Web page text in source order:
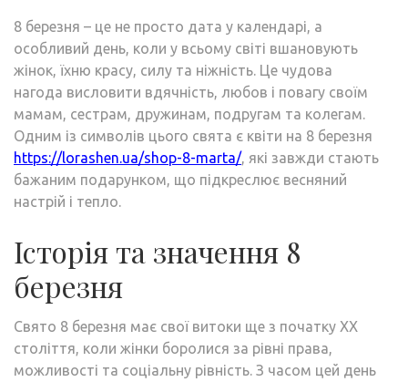
8 березня – це не просто дата у календарі, а
особливий день, коли у всьому світі вшановують
жінок, їхню красу, силу та ніжність. Це чудова
нагода висловити вдячність, любов і повагу своїм
мамам, сестрам, дружинам, подругам та колегам.
Одним із символів цього свята є квіти на 8 березня
https://lorashen.ua/shop-8-marta/, які завжди стають
бажаним подарунком, що підкреслює весняний
настрій і тепло.
Історія та значення 8
березня
Свято 8 березня має свої витоки ще з початку XX
століття, коли жінки боролися за рівні права,
можливості та соціальну рівність. З часом цей день